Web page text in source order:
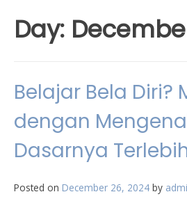
Day:
Belajar Bela Diri?
dengan
Dasarnya
Posted on December 26, 2024 by